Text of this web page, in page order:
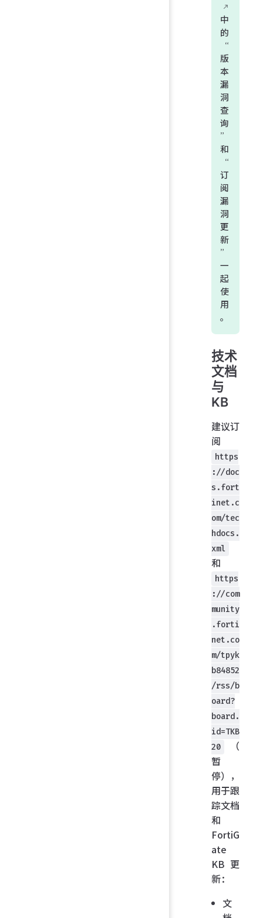
中
的
“
版
本
漏
洞
查
询
”
和
“
订
阅
漏
洞
更
新
”
一
起
使
用
。
技术
文档
与
KB
建议订
阅
https
://doc
s.fort
inet.c
om/tec
hdocs.
xml
和
https
://com
munity
.forti
net.co
m/tpyk
b84852
/rss/b
oard?
board.
id=TKB
20
（
暂
停），
用于跟
踪文档
和
FortiG
ate
KB 更
新：
文